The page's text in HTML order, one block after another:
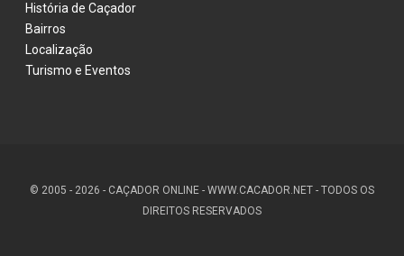
História de Caçador
Bairros
Localização
Turismo e Eventos
© 2005 - 2026 - CAÇADOR ONLINE - WWW.CACADOR.NET - TODOS OS
DIREITOS RESERVADOS